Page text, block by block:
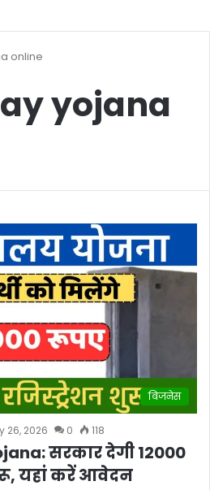
online
yojana
बिजनेस
26, 2026 0 118
सरकार देगी 12000
यहां करें आवेदन